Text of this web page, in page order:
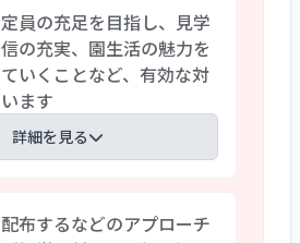
インにも凝っており、「光
にした活動の報告は黒い
蛍光エフェクト画像素
な写真をあしらうことで、
界観を伝えるものとして
員の充足を目指し、見学
の充実、園生活の魅力を
いくことなど、有効な対
ます
詳細を見る
充足しています。また、利
布するなどのアプローチ